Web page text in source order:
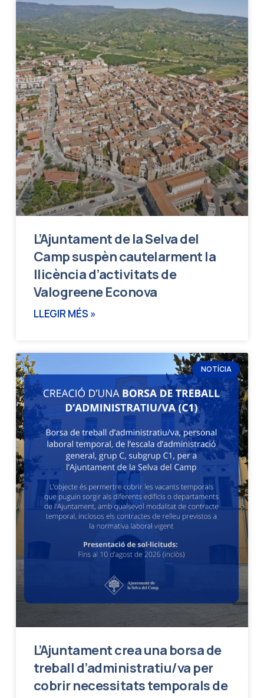
L’Ajuntament de la Selva del
Camp suspèn cautelarment la
llicència d’activitats de
Valogreene Econova
LLEGIR MÉS »
NOTÍCIA
L’Ajuntament crea una borsa de
treball d’administratiu/va per
cobrir necessitats temporals de